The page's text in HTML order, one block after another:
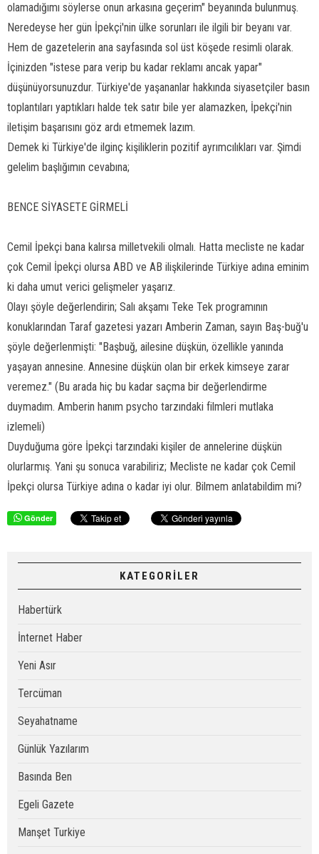
olamadığımı söylerse onun arkasına geçerim" beyanında bulunmuş.
Neredeyse her gün İpekçi'nin ülke sorunları ile ilgili bir beyanı var.
Hem de gazetelerin ana sayfasında sol üst köşede resimli olarak.
İçinizden "istese para verip bu kadar reklamı ancak yapar"
düşünüyorsunuzdur. Türkiye'de yaşananlar hakkında siyasetçiler basın
toplantıları yaptıkları halde tek satır bile yer alamazken, İpekçi'nin
iletişim başarısını göz ardı etmemek lazım.
Demek ki Türkiye'de ilginç kişiliklerin pozitif ayrımcılıkları var. Şimdi
gelelim başlığımın cevabına;
BENCE SİYASETE GİRMELİ
Cemil İpekçi bana kalırsa milletvekili olmalı. Hatta mecliste ne kadar
çok Cemil İpekçi olursa ABD ve AB ilişkilerinde Türkiye adına eminim
ki daha umut verici gelişmeler yaşarız.
Olayı şöyle değerlendirin; Salı akşamı Teke Tek programının
konuklarından Taraf gazetesi yazarı Amberin Zaman, sayın Baş-buğ'u
şöyle değerlenmişti: "Başbuğ, ailesine düşkün, özellikle yanında
yaşayan annesine. Annesine düşkün olan bir erkek kimseye zarar
veremez." (Bu arada hiç bu kadar saçma bir değerlendirme
duymadım. Amberin hanım psycho tarzındaki filmleri mutlaka
izlemeli)
Duyduğuma göre İpekçi tarzındaki kişiler de annelerine düşkün
olurlarmış. Yani şu sonuca varabiliriz; Mecliste ne kadar çok Cemil
İpekçi olursa Türkiye adına o kadar iyi olur. Bilmem anlatabildim mi?
Gönder
KATEGORİLER
Habertürk
İnternet Haber
Yeni Asır
Tercüman
Seyahatname
Günlük Yazılarım
Basında Ben
Egeli Gazete
Manşet Turkiye